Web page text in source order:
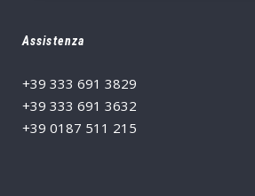
Assistenza
+39 333 691 3829
+39 333 691 3632
+39 0187 511 215